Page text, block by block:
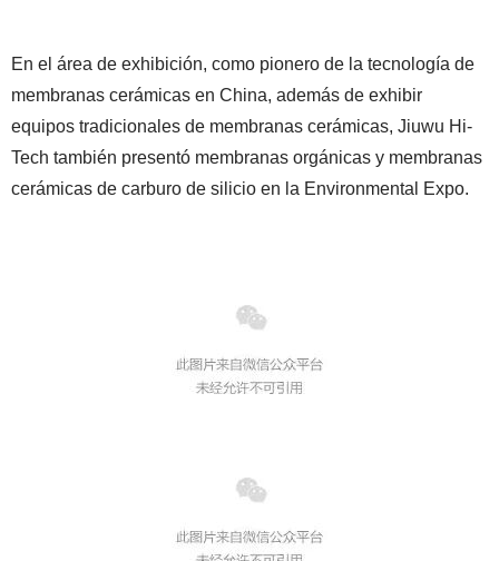
En el área de exhibición, como pionero de la tecnología de
membranas cerámicas en China, además de exhibir
equipos tradicionales de membranas cerámicas, Jiuwu Hi-
Tech también presentó membranas orgánicas y membranas
cerámicas de carburo de silicio en la Environmental Expo.